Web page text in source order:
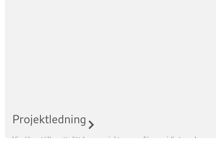
Projektledning
Vi säkerställer att ditt byggprojekt genomförs smidigt med